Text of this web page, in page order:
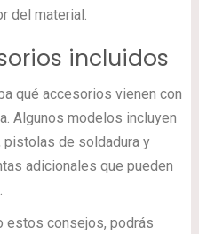
del material.
incluidos
qué accesorios vienen con
Algunos modelos incluyen
pistolas de soldadura y
adicionales que pueden
estos consejos, podrás